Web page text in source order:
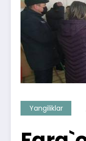
Yangiliklar